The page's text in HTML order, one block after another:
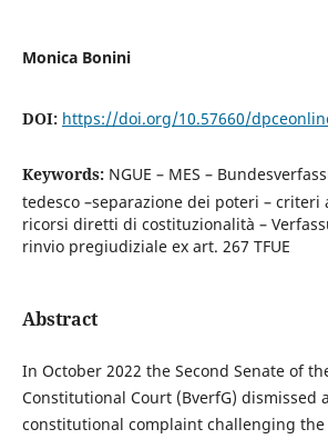
Monica Bonini
DOI: https://doi.org/10.57660/
Keywords: NGUE – MES –
tedesco –separazione dei poteri – criteri
ricorsi diretti di costituzionalità –
rinvio pregiudiziale ex art. 267 TFUE
Abstract
In October 2022 the Second Senate of
Constitutional Court (BverfG) dismissed
constitutional complaint challenging the